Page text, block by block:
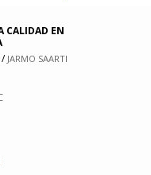
CALIDAD EN
/ JARMO SAARTI